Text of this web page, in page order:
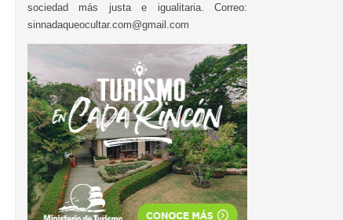
sociedad más justa e igualitaria. Correo:
sinnadaqueocultar.com@gmail.com